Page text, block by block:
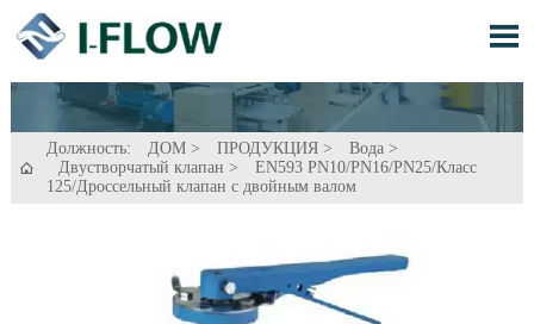


Должность: ДОМ> ПРОДУКЦИЯ> Вода>
Двустворчатый клапан >
EN593 PN10/PN16/PN25/Класс
125/Дроссельный клапан с двойным валом